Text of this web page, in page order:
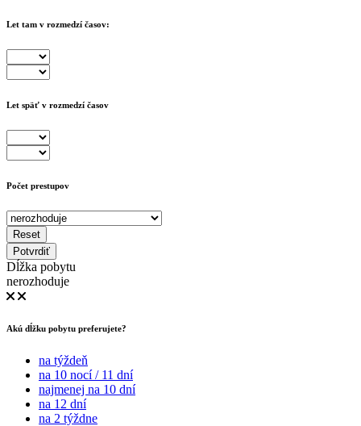
Let tam v rozmedzí časov:
Let späť v rozmedzí časov
Počet prestupov
Reset
Potvrdiť
Dĺžka pobytu
nerozhoduje
Akú dĺžku pobytu preferujete?
na týždeň
na 10 nocí / 11 dní
najmenej na 10 dní
na 12 dní
na 2 týždne